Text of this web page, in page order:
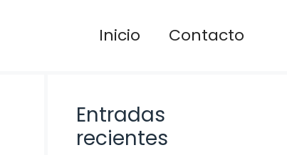
Inicio Contacto
Entradas
recientes